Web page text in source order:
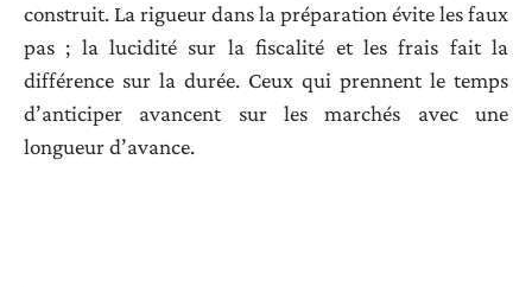
construit. La rigueur dans la préparation évite les faux
pas ; la lucidité sur la fiscalité et les frais fait la
différence sur la durée. Ceux qui prennent le temps
d’anticiper avancent sur les marchés avec une
longueur d’avance.